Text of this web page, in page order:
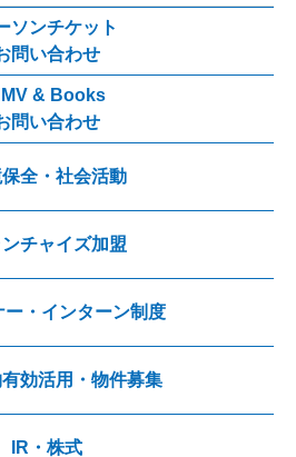
ソンチケット
問い合わせ
& Books
問い合わせ
全・社会活動
チャイズ加盟
ー・インターン制度
効活用・物件募集
IR・株式